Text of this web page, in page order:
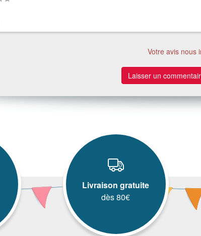
Votre avis nous
Laisser un
Livraison gratuite
dès 80€